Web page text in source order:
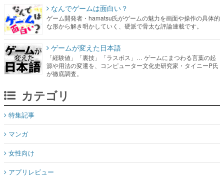
なんでゲームは面白い？
ゲーム開発者・hamatsu氏がゲームの魅力を画面や操作の具体的
な形から解き明かしていく、硬派で骨太な評論連載です。
ゲームが変えた日本語
「経験値」「裏技」「ラスボス」… ゲームにまつわる言葉の起
源や用法の変遷を、コンピューター文化史研究家・タイニーP氏
が徹底調査。
カテゴリ
特集記事
マンガ
女性向け
アプリレビュー